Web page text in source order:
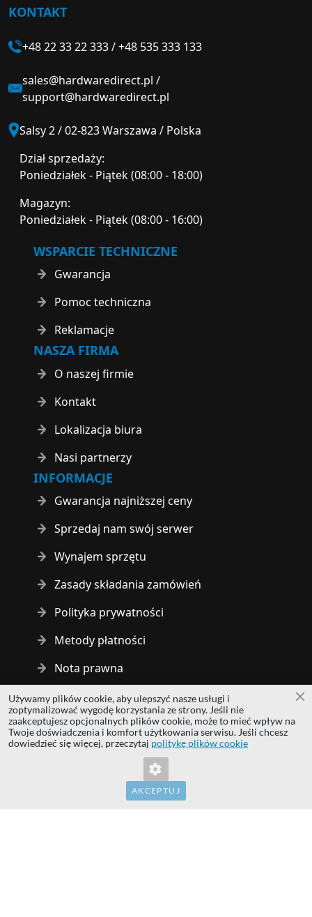
KONTAKT
+48 22 33 22 333/+48 535 333 133
sales@hardwaredirect.pl /
support@hardwaredirect.pl
Salsy 2 / 02-823 Warszawa / Polska
Dział sprzedaży:
Poniedziałek - Piątek (08:00 - 18:00)
Magazyn:
Poniedziałek - Piątek (08:00 - 16:00)
WSPARCIE TECHNICZNE
Gwarancja
Pomoc techniczna
Reklamacje
NASZA FIRMA
O naszej firmie
Kontakt
Lokalizacja biura
Nasi partnerzy
INFORMACJE
Gwarancja najniższej ceny
Sprzedaj nam swój serwer
Wynajem sprzętu
Zasady składania zamówień
Polityka prywatności
Metody płatności
Nota prawna
Copyright © 2014 - 2026 MS Development | All rights reserved
| All logos and trademarks are properties of their respective
owners.
Używamy plików cookie, aby ulepszyć nasze usługi i
zoptymalizować wygodę korzystania ze strony. Jeśli nie
zaakceptujesz opcjonalnych plików cookie, może to mieć wpływ na
Twoje doświadczenia i komfort użytkowania serwisu. Jeśli chcesz
dowiedzieć się więcej, przeczytaj politykę plików cookie
AKCEPTUJ